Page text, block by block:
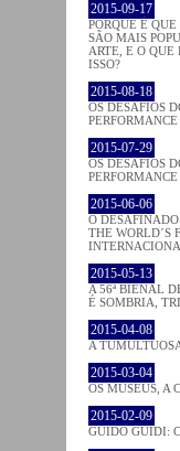
2015-09-17
PORQUE É
SÃO MAIS
ARTE, E O QUE
ISSO?
2015-08-18
OS DESAFIOS
2015-07-29
OS DESAFIOS
PERFORMANCE
2015-06-06
O
THE WORLD´S
2015-05-13
A 56ª BIENAL
É SOMBRIA,
2015-04-08
A
2015-03-04
OS MUSEUS, A
2015-02-09
GUIDO GUIDI: